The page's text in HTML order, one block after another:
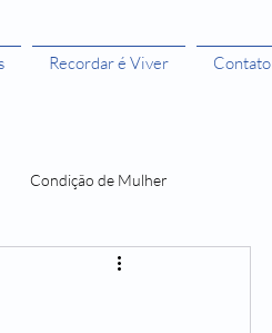
Recordar é Viver Contato
Condição de Mulher